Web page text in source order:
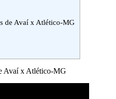
de Avaí x Atlético-MG
Avaí x Atlético-MG